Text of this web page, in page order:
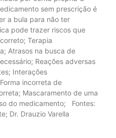
sem prescrição é
a bula para não ter
pode trazer riscos que
Terapia
Atrasos na busca de
Reações adversas
Interações
incorreta de
Mascaramento de uma
do medicamento; Fontes:
Dr. Drauzio Varella